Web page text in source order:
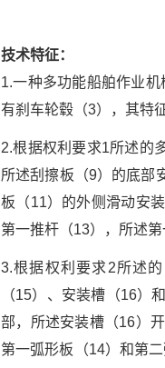
技术特征：
1.一种多功能船舶作业
有刹车轮毂（3），其特
2.根据权利要求1所述的
所述刮擦板（9）的底部
板（11）的外侧滑动安
第一推杆（13），所述
3.根据权利要求2所述
（15）、安装槽（16）
部，所述安装槽（16）
第一弧形板（14）和第